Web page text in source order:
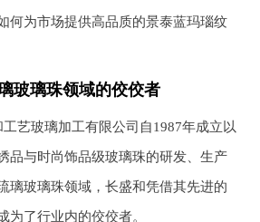
何为市场提供高品质的景泰蓝玛瑙纹
玻璃珠领域的佼佼者
艺玻璃加工有限公司自1987年成立以
品与时尚饰品级玻璃珠的研发、生产
璃玻璃珠领域，长盛和凭借其先进的
为了行业内的佼佼者。